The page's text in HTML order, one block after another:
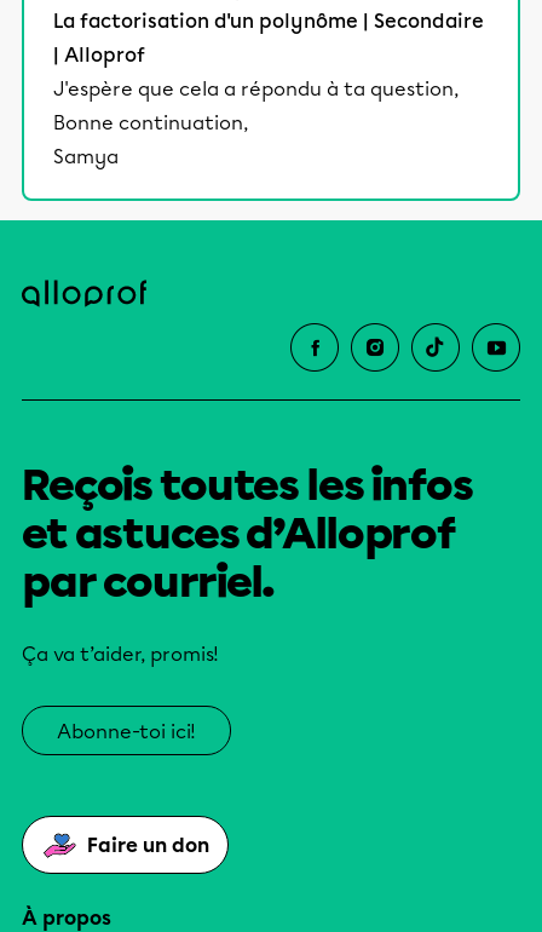
La factorisation d'un polynôme | Secondaire
| Alloprof
J'espère que cela a répondu à ta question,
Bonne continuation,
Samya
Reçois toutes les infos
et astuces d’Alloprof
par courriel.
Ça va t’aider, promis!
Abonne-toi ici!
Faire un don
À propos